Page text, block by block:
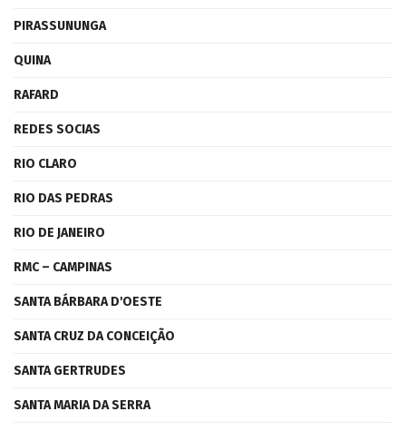
PIRASSUNUNGA
QUINA
RAFARD
REDES SOCIAS
RIO CLARO
RIO DAS PEDRAS
RIO DE JANEIRO
RMC – CAMPINAS
SANTA BÁRBARA D'OESTE
SANTA CRUZ DA CONCEIÇÃO
SANTA GERTRUDES
SANTA MARIA DA SERRA